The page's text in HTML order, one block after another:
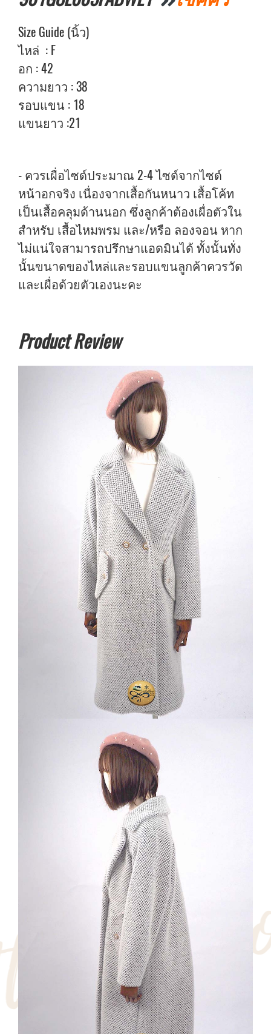
Size Guide (นิ้ว)
ไหล่ : F
อก : 42
ความยาว : 38
รอบแขน : 18
แขนยาว :21
- ควรเผื่อไซด์ประมาณ 2-4 ไซด์จากไซด์
หน้าอกจริง เนื่องจากเสื้อกันหนาว เสื้อโค้ท
เป็นเสื้อคลุมด้านนอก ซึ่งลูกค้าต้องเผื่อตัวใน
สำหรับ เสื้อไหมพรม และ/หรือ ลองจอน หาก
ไม่แน่ใจสามารถปรึกษาแอดมินได้ ทั้งนั้นทั่ง
นั้นขนาดของไหล่และรอบแขนลูกค้าควรวัด
และเผื่อด้วยตัวเองนะคะ
Product Review